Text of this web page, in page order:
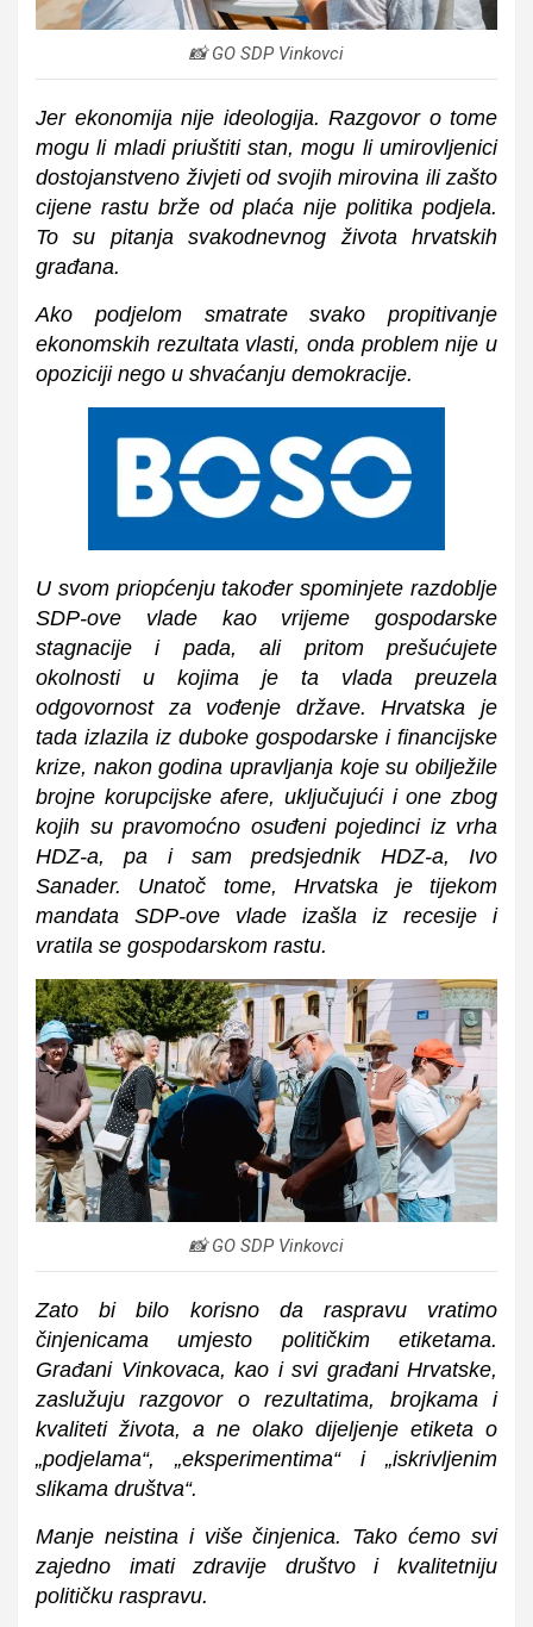
📸 GO SDP Vinkovci
Jer ekonomija nije ideologija. Razgovor o tome
mogu li mladi priuštiti stan, mogu li umirovljenici
dostojanstveno živjeti od svojih mirovina ili zašto
cijene rastu brže od plaća nije politika podjela.
To su pitanja svakodnevnog života hrvatskih
građana.
Ako podjelom smatrate svako propitivanje
ekonomskih rezultata vlasti, onda problem nije u
opoziciji nego u shvaćanju demokracije.
U svom priopćenju također spominjete razdoblje
SDP-ove vlade kao vrijeme gospodarske
stagnacije i pada, ali pritom prešućujete
okolnosti u kojima je ta vlada preuzela
odgovornost za vođenje države. Hrvatska je
tada izlazila iz duboke gospodarske i financijske
krize, nakon godina upravljanja koje su obilježile
brojne korupcijske afere, uključujući i one zbog
kojih su pravomoćno osuđeni pojedinci iz vrha
HDZ-a, pa i sam predsjednik HDZ-a, Ivo
Sanader. Unatoč tome, Hrvatska je tijekom
mandata SDP-ove vlade izašla iz recesije i
vratila se gospodarskom rastu.
📸 GO SDP Vinkovci
Zato bi bilo korisno da raspravu vratimo
činjenicama umjesto političkim etiketama.
Građani Vinkovaca, kao i svi građani Hrvatske,
zaslužuju razgovor o rezultatima, brojkama i
kvaliteti života, a ne olako dijeljenje etiketa o
„podjelama“, „eksperimentima“ i „iskrivljenim
slikama društva“.
Manje neistina i više činjenica. Tako ćemo svi
zajedno imati zdravije društvo i kvalitetniju
političku raspravu.